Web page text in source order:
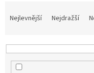
n
Nejlevnější Nejdražší